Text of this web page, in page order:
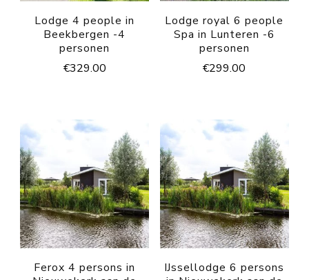
Lodge 4 people in
Beekbergen -4
personen
€329.00
Lodge royal 6 people
Spa in Lunteren -6
personen
€299.00
Ferox 4 persons in
IJssellodge 6 persons